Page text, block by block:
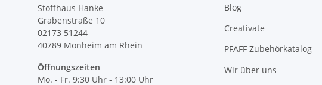
Stoffhaus Hanke
Grabenstraße 10
02173 51244
40789 Monheim am Rhein
Öffnungszeiten
Mo. - Fr. 9:30 Uhr - 13:00 Uhr
Blog
Creativate
PFAFF Zubehörkatalog
Wir über uns